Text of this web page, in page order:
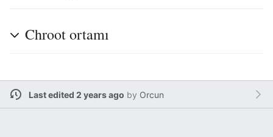
Chroot ortamı
Last edited 2 years ago by Orcun